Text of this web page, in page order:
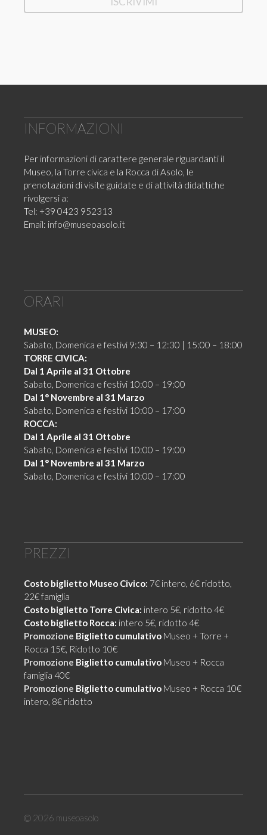
INFORMAZIONI
Per informazioni di carattere generale riguardanti il
Museo, la Torre civica e la Rocca di Asolo, le
prenotazioni di visite guidate e di attività didattiche
rivolgersi a:
Tel: +39 0423 952313
Email: info@museoasolo.it
ORARI
MUSEO:
Sabato, Domenica e festivi 9:30 – 12:30 | 15:00 – 18:00
TORRE CIVICA:
Dal 1 Aprile al 31 Ottobre
Sabato, Domenica e festivi 10:00 – 19:00
Dal 1° Novembre al 31 Marzo
Sabato, Domenica e festivi 10:00 – 17:00
ROCCA:
Dal 1 Aprile al 31 Ottobre
Sabato, Domenica e festivi 10:00 – 19:00
Dal 1° Novembre al 31 Marzo
Sabato, Domenica e festivi 10:00 – 17:00
PREZZI
Costo biglietto Museo Civico: 7€ intero, 6€ ridotto,
22€ famiglia
Costo biglietto Torre Civica: intero 5€, ridotto 4€
Costo biglietto Rocca: intero 5€, ridotto 4€
Promozione Biglietto cumulativo Museo + Torre +
Rocca 15€, Ridotto 10€
Promozione Biglietto cumulativo Museo + Rocca
famiglia 40€
Promozione Biglietto cumulativo Museo + Rocca 10€
intero, 8€ ridotto
© 2026 museoasolo